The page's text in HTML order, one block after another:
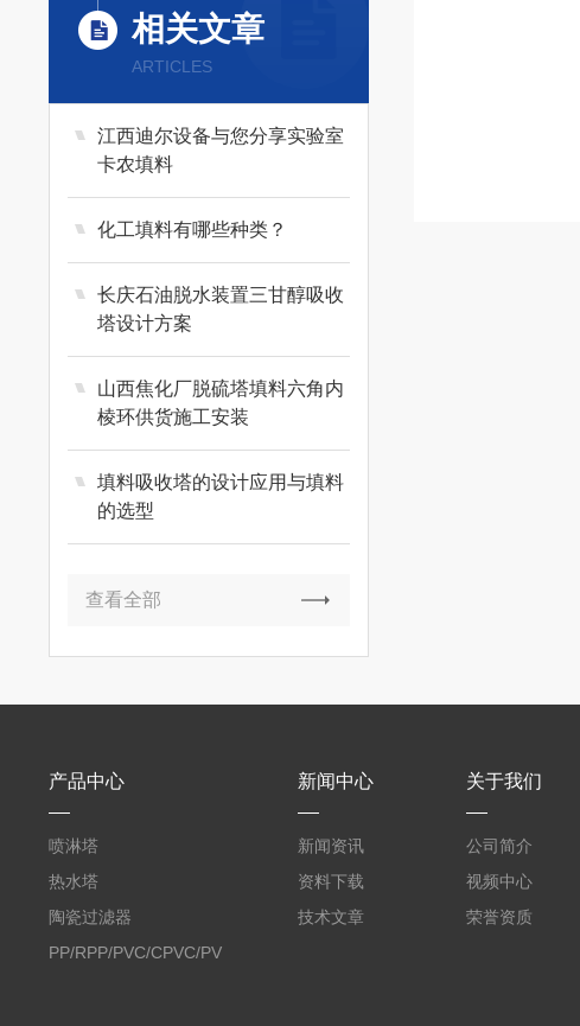
相关文章
ARTICLES
江西迪尔设备与您分享实验室
卡农填料
化工填料有哪些种类？
长庆石油脱水装置三甘醇吸收
塔设计方案
山西焦化厂脱硫塔填料六角内
棱环供货施工安装
填料吸收塔的设计应用与填料
的选型
查看全部
产品中心
喷淋塔
热水塔
陶瓷过滤器
PP/RPP/PVC/CPVC/PVDF
新闻中心
新闻资讯
资料下载
技术文章
关于我们
公司简介
视频中心
荣誉资质